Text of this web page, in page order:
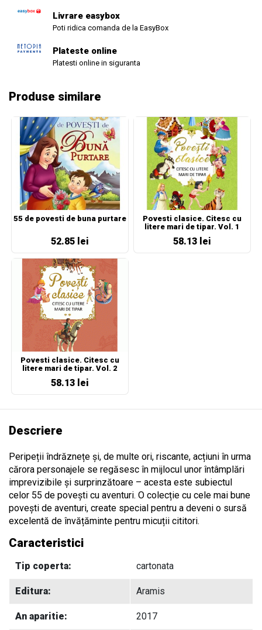
Livrare easybox
Poti ridica comanda de la EasyBox
Plateste online
Platesti online in siguranta
Produse similare
55 de povesti de buna purtare
52.85 lei
Povesti clasice. Citesc cu
litere mari de tipar. Vol. 1
58.13 lei
Povesti clasice. Citesc cu
litere mari de tipar. Vol. 2
58.13 lei
Descriere
Peripeții îndrăznețe și, de multe ori, riscante, acțiuni în urma
cărora personajele se regăsesc în mijlocul unor întâmplări
imprevizibile și surprinzătoare – acesta este subiectul
celor 55 de povești cu aventuri. O colecție cu cele mai bune
povești de aventuri, create special pentru a deveni o sursă
excelentă de învățăminte pentru micuții cititori.
Caracteristici
Tip coperta: cartonata
Editura: Aramis
An aparitie: 2017